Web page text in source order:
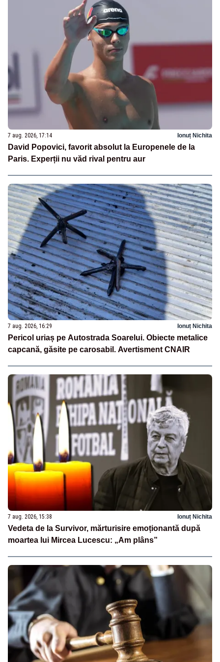
7 aug. 2026, 17:14 Ionuț Nichita
David Popovici, favorit absolut la Europenele de la
Paris. Experții nu văd rival pentru aur
7 aug. 2026, 16:29 Ionuț Nichita
Pericol uriaș pe Autostrada Soarelui. Obiecte metalice
capcană, găsite pe carosabil. Avertisment CNAIR
7 aug. 2026, 15:38 Ionuț Nichita
Vedeta de la Survivor, mărturisire emoționantă după
moartea lui Mircea Lucescu: „Am plâns”